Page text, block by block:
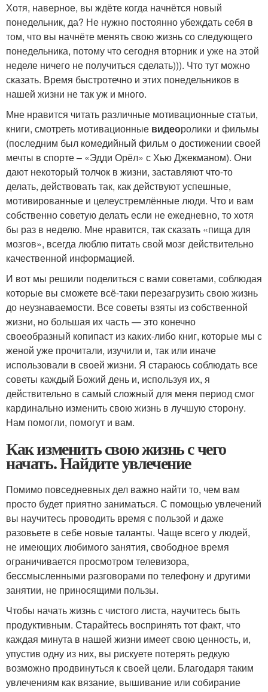
Хотя, наверное, вы ждёте когда начнётся новый
понедельник, да? Не нужно постоянно убеждать себя в
том, что вы начнёте менять свою жизнь со следующего
понедельника, потому что сегодня вторник и уже на этой
неделе ничего не получиться сделать))). Что тут можно
сказать. Время быстротечно и этих понедельников в
нашей жизни не так уж и много.
Мне нравится читать различные мотивационные статьи,
книги, смотреть мотивационные видеоролики и фильмы
(последним был комедийный фильм о достижении своей
мечты в спорте – «Эдди Орёл» с Хью Джекманом). Они
дают некоторый толчок в жизни, заставляют что-то
делать, действовать так, как действуют успешные,
мотивированные и целеустремлённые люди. Что и вам
собственно советую делать если не ежедневно, то хотя
бы раз в неделю. Мне нравится, так сказать «пища для
мозгов», всегда люблю питать свой мозг действительно
качественной информацией.
И вот мы решили поделиться с вами советами, соблюдая
которые вы сможете всё-таки перезагрузить свою жизнь
до неузнаваемости. Все советы взяты из собственной
жизни, но большая их часть — это конечно
своеобразный копипаст из каких-либо книг, которые мы с
женой уже прочитали, изучили и, так или иначе
использовали в своей жизни. Я стараюсь соблюдать все
советы каждый Божий день и, используя их, я
действительно в самый сложный для меня период смог
кардинально изменить свою жизнь в лучшую сторону.
Нам помогли, помогут и вам.
Как изменить свою жизнь с чего
начать. Найдите увлечение
Помимо повседневных дел важно найти то, чем вам
просто будет приятно заниматься. С помощью увлечений
вы научитесь проводить время с пользой и даже
разовьете в себе новые таланты. Чаще всего у людей,
не имеющих любимого занятия, свободное время
ограничивается просмотром телевизора,
бессмысленными разговорами по телефону и другими
занятии, не приносящими пользы.
Чтобы начать жизнь с чистого листа, научитесь быть
продуктивным. Старайтесь воспринять тот факт, что
каждая минута в нашей жизни имеет свою ценность, и,
упустив одну из них, вы рискуете потерять редкую
возможно продвинуться к своей цели. Благодаря таким
увлечениям как вязание, вышивание или собирание